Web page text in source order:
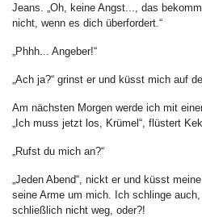
Jeans. „Oh, keine Angst..., das
nicht, wenn es dich überfordert.“
„Phhh... Angeber!“
„Ach ja?“ grinst er und küsst mich auf
Am nächsten Morgen werde ich mit
„Ich muss jetzt los, Krümel“, flüstert
„Rufst du mich an?“
„Jeden Abend“, nickt er und küsst
seine Arme um mich. Ich schlinge
schließlich nicht weg, oder?!